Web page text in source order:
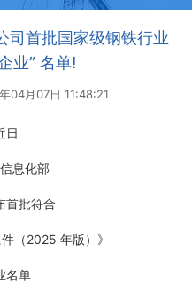
司首批国家级钢铁行业
业” 名单!
04月07日 11:48:21
日
息化部
首批符合
（2025 年版）》
名单